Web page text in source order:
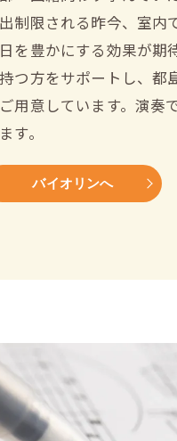
制限される昨今、室内
を豊かにする効果が期
つ方をサポートし、都
用意しています。演奏
す。
バイオリンへ